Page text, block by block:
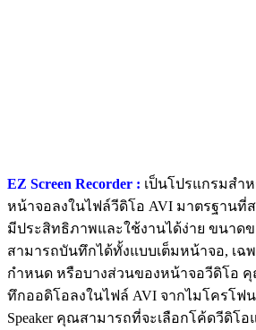
EZ Screen Recorder : เป็นโปรแกรมสำ
หน้าจอลงในไฟล์วีดิโอ AVI มาตรฐานที่
มีประสิทธิภาพและใช้งานได้ง่าย ขนาด
สามารถบันทึกได้ทั้งแบบเต็มหน้าจอ, เฉ
กำหนด หรือบางส่วนของหน้าจอวีดิโอ
ทึกออดิโอลงในไฟล์ AVI จากไมโครโฟน
Speaker คุณสามารถที่จะเลือกโค้ดวีดิโ